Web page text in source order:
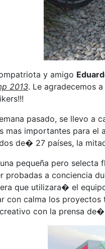
y amigo
2013. Le agradecemos
pasado, se llevo a
mas importantes para el
de� 27 países, la
pequeña pero
probadas a conciencia
que utilizara� el
con calma los
con la prensa